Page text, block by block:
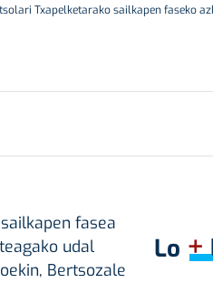
Txapelketarako sailkapen faseko
fasea
udal
Bertsozale
Lo +